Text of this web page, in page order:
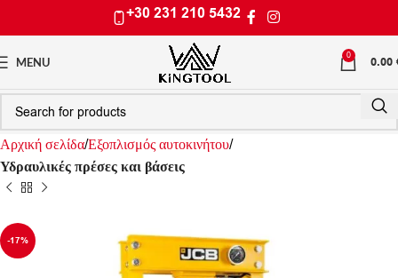
+30 231 210 5432
MENU 0 0.00
Αρχική σελίδαΕξοπλισμός αυτοκινήτου
Υδραυλικές πρέσες και βάσεις
-17%